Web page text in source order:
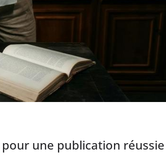
une publication réussie